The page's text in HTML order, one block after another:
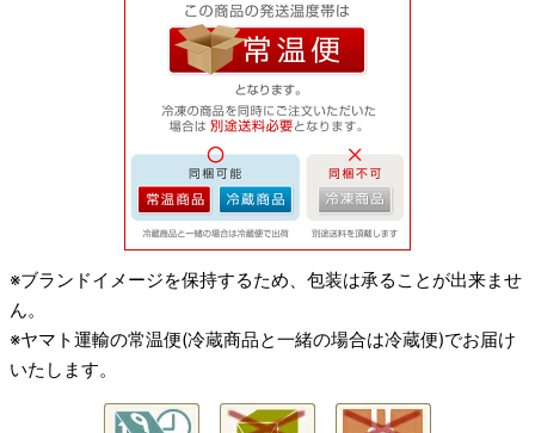
※ブランドイメージを保持するため、包装は承ることが出来ませ
ん。
※ヤマト運輸の常温便(冷蔵商品と一緒の場合は冷蔵便)でお届け
いたします。